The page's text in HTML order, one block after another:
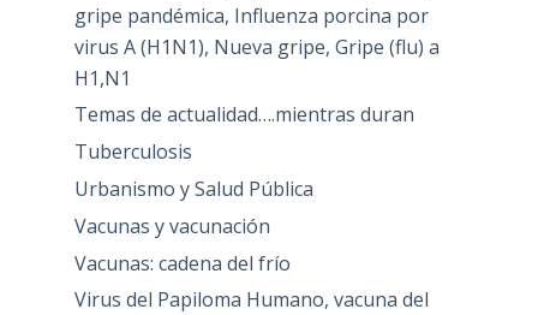
gripe pandémica, Influenza porcina por
virus A (H1N1), Nueva gripe, Gripe (flu) a
H1,N1
Temas de actualidad….mientras duran
Tuberculosis
Urbanismo y Salud Pública
Vacunas y vacunación
Vacunas: cadena del frío
Virus del Papiloma Humano, vacuna del